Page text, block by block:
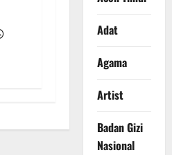
Adat
Agama
Artist
Badan Gizi
Nasional